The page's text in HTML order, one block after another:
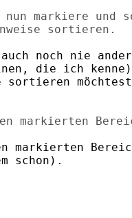
markiere und
noch nie
die ich
sortieren
markierten
schon).